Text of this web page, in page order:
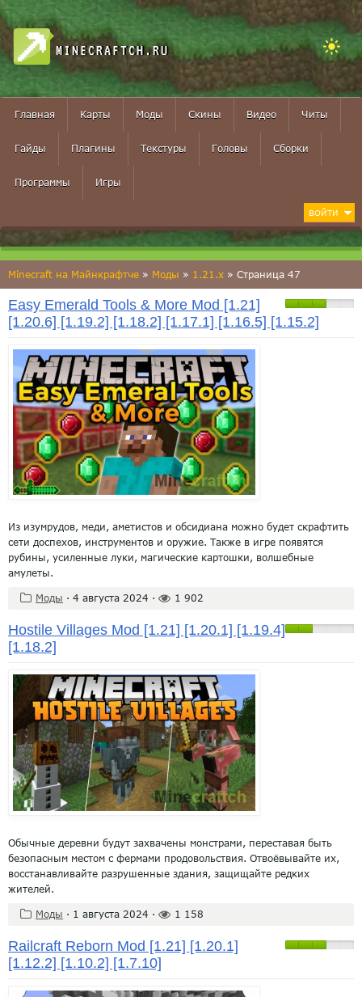
MINECRAFTCH.RU
Главная Карты Моды Скины Видео Читы
Гайды Плагины Текстуры Головы Сборки
Программы Игры
ВОЙТИ
Minecraft на Майнкрафтче » Моды » 1.21.x » Страница 47
Easy Emerald Tools & More Mod [1.21]
[1.20.6] [1.19.2] [1.18.2] [1.17.1] [1.16.5] [1.15.2]
Из изумрудов, меди, аметистов и обсидиана можно будет скрафтить
сети доспехов, инструментов и оружие. Также в игре появятся
рубины, усиленные луки, магические картошки, волшебные
амулеты.
Моды · 4 августа 2024 · 1 902
Hostile Villages Mod [1.21] [1.20.1] [1.19.4]
[1.18.2]
Обычные деревни будут захвачены монстрами, переставая быть
безопасным местом с фермами продовольствия. Отвоёвывайте их,
восстанавливайте разрушенные здания, защищайте редких
жителей.
Моды · 1 августа 2024 · 1 158
Railcraft Reborn Mod [1.21] [1.20.1]
[1.12.2] [1.10.2] [1.7.10]